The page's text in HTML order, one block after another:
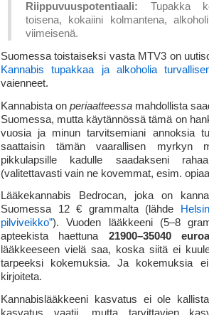
Riippuvuuspotentiaali: Tupakka
toisena, kokaiini kolmantena,
viimeisenä.
Suomessa toistaiseksi vasta MTV3 on
Kannabis tupakkaa ja alkoholia
vaienneet.
Kannabista on periaatteessa mahdollista
Suomessa, mutta käytännössä tämä on
vuosia ja minun tarvitsemiani annoksia
saattaisin tämän vaarallisen myrkyn
pikkulapsille kadulle saadakseni
(valitettavasti vain ne kovemmat, esim.
Lääkekannabis Bedrocan, joka on
Suomessa 12 € grammalta (lähde
pilviveikko”). Vuoden lääkkeeni (5–8
apteekista haettuna 21900–35040
lääkkeeseen vielä saa, koska siitä ei
tarpeeksi kokemuksia. Ja kokemuksia
kirjoiteta.
Kannabislääkkeeni kasvatus ei ole
kasvatus vaatii, mutta tarvittavien